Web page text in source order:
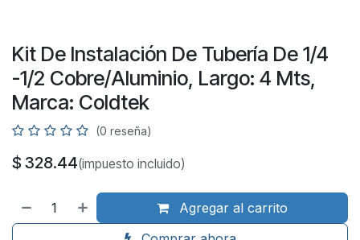
Kit De Instalación De Tubería De 1/4
-1/2 Cobre/Aluminio, Largo: 4 Mts,
Marca: Coldtek
(0 reseña)
$ 328.44(impuesto incluido)
Agregar al carrito